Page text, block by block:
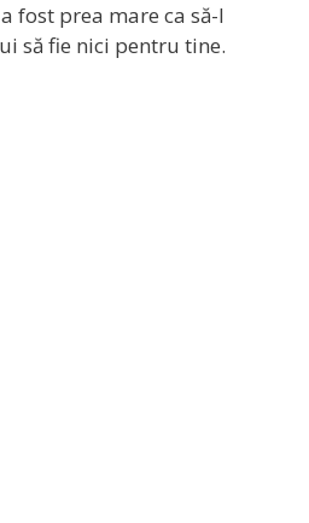
fost prea mare ca să-l
să fie nici pentru tine.